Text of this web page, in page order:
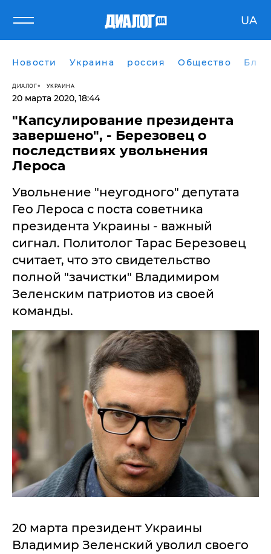
UA
Новости Украина россия Общество
ДИАЛОГ УКРАИНА
20 марта 2020, 18:44
​"Капсулирование президента
завершено", - Березовец о
последствиях увольнения
Лероса
Увольнение "неугодного" депутата
Гео Лероса с поста советника
президента Украины - важный
сигнал. Политолог Тарас Березовец
считает, что это свидетельство
полной "зачистки" Владимиром
Зеленским патриотов из своей
команды.
20 марта президент Украины
Владимир Зеленский уволил своего